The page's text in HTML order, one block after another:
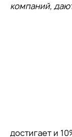
компаний,
достигает и